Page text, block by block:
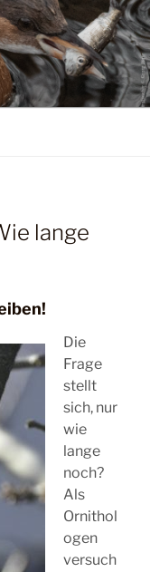
lange
Die
Frage
stellt
sich, nur
wie
lange
noch?
Als
Ornithol
ogen
versuch